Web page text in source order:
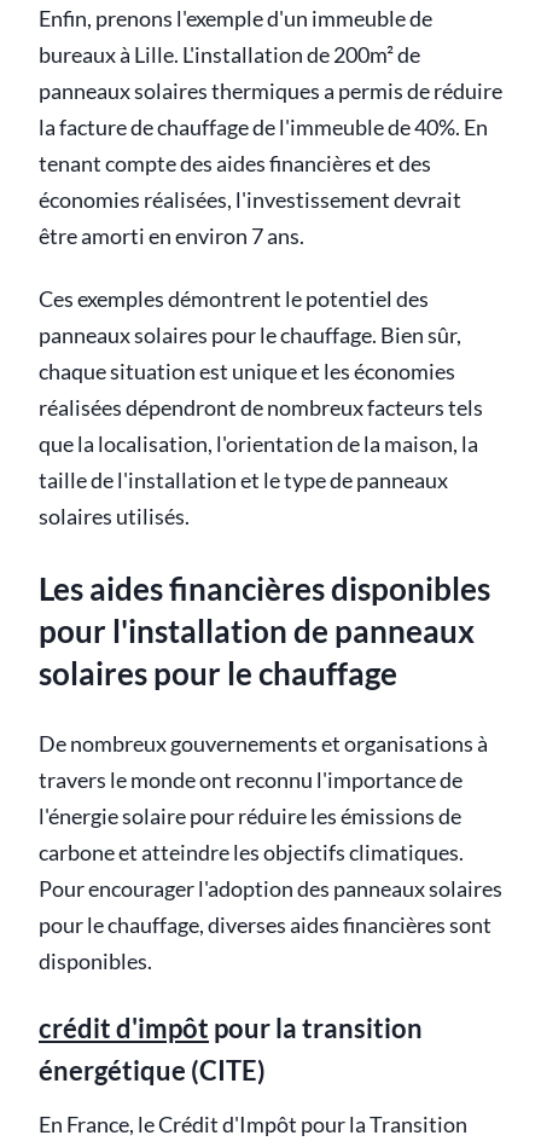
Enfin, prenons l'exemple d'un immeuble de
bureaux à Lille. L'installation de 200m² de
panneaux solaires thermiques a permis de réduire
la facture de chauffage de l'immeuble de 40%. En
tenant compte des aides financières et des
économies réalisées, l'investissement devrait
être amorti en environ 7 ans.
Ces exemples démontrent le potentiel des
panneaux solaires pour le chauffage. Bien sûr,
chaque situation est unique et les économies
réalisées dépendront de nombreux facteurs tels
que la localisation, l'orientation de la maison, la
taille de l'installation et le type de panneaux
solaires utilisés.
Les aides financières disponibles
pour l'installation de panneaux
solaires pour le chauffage
De nombreux gouvernements et organisations à
travers le monde ont reconnu l'importance de
l'énergie solaire pour réduire les émissions de
carbone et atteindre les objectifs climatiques.
Pour encourager l'adoption des panneaux solaires
pour le chauffage, diverses aides financières sont
disponibles.
crédit d'impôt pour la transition
énergétique (CITE)
En France, le Crédit d'Impôt pour la Transition